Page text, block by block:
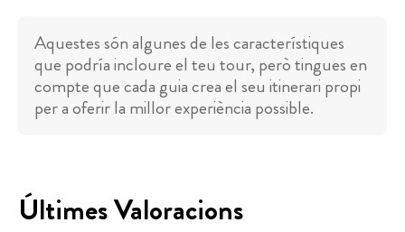
Aquestes són algunes de les característiques
que podría incloure el teu tour, però tingues en
compte que cada guia crea el seu itinerari propi
per a oferir la millor experiència possible.
Últimes Valoracions